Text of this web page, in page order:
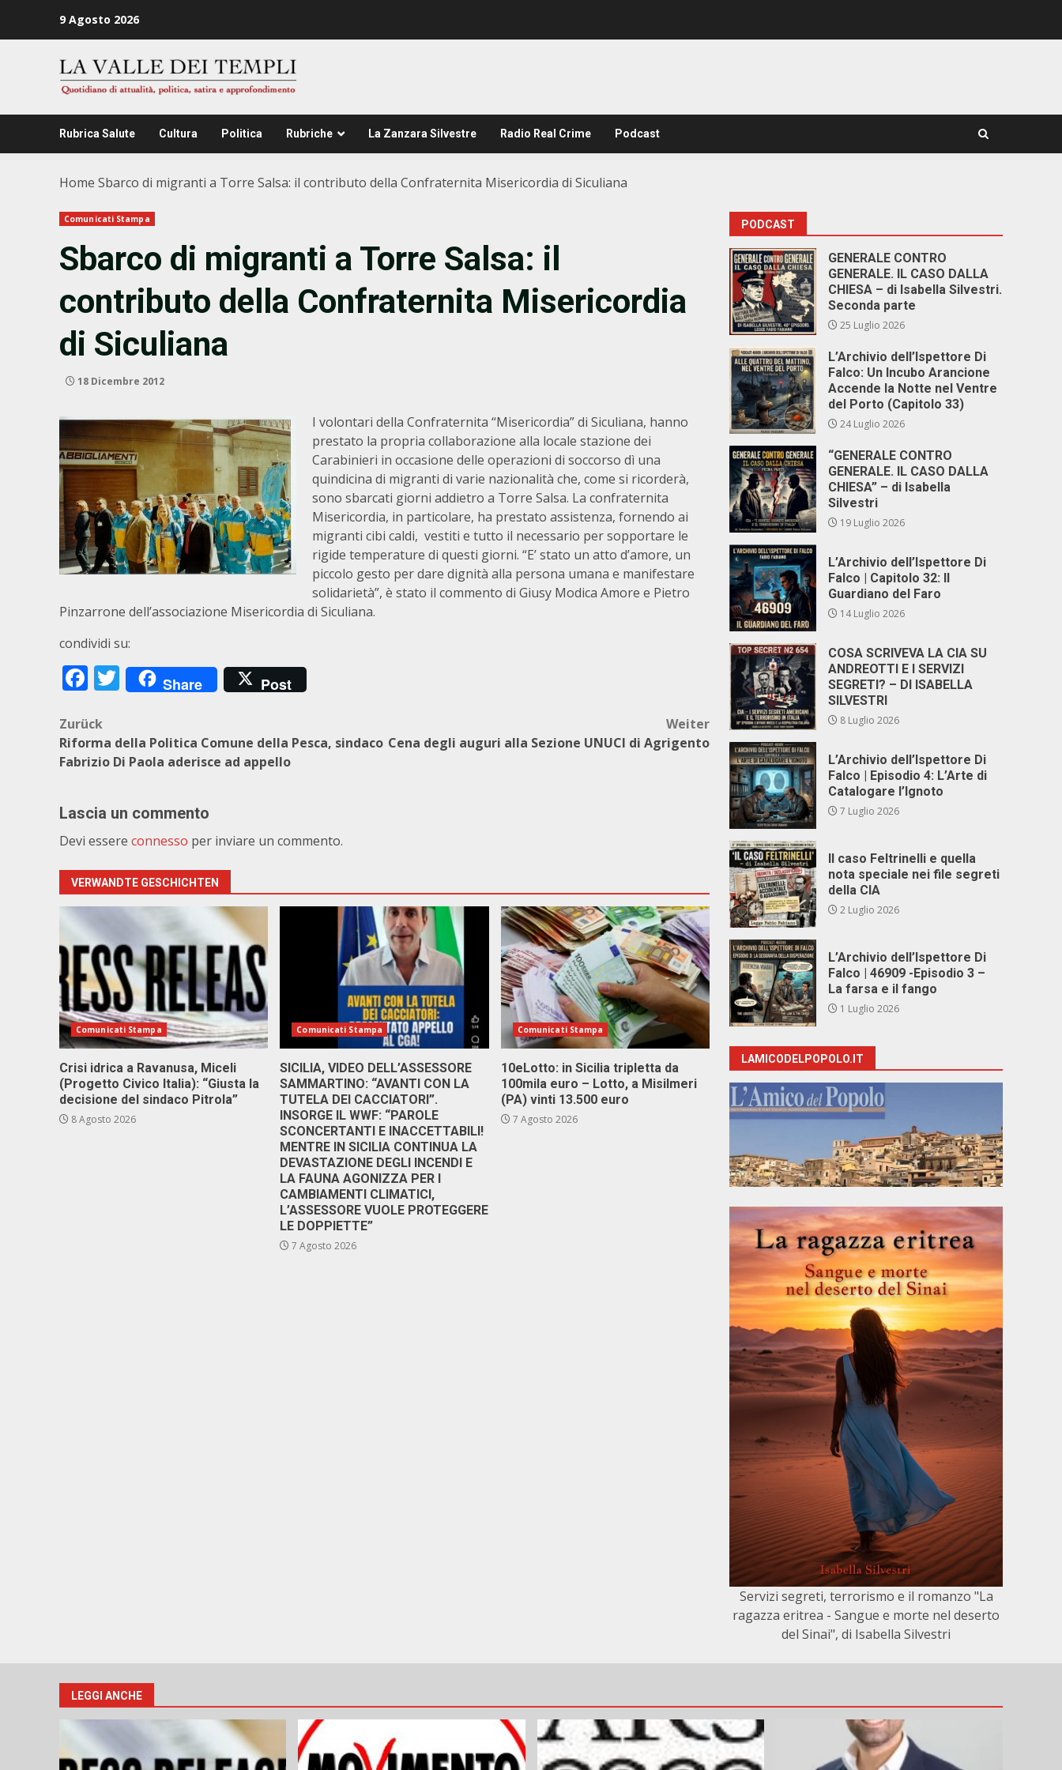
9 Agosto 2026
Rubrica Salute Cultura Politica Rubriche La Zanzara Silvestre Radio Real Crime Podcast
Home Sbarco di migranti a Torre Salsa: il contributo della Confraternita Misericordia di Siculiana
Comunicati Stampa
Sbarco di migranti a Torre Salsa: il
contributo della Confraternita Misericordia
di Siculiana
18 Dicembre 2012
I volontari della Confraternita “Misericordia” di Siculiana, hanno
prestato la propria collaborazione alla locale stazione dei
Carabinieri in occasione delle operazioni di soccorso dì una
quindicina di migranti di varie nazionalità che, come si ricorderà,
sono sbarcati giorni addietro a Torre Salsa. La confraternita
Misericordia, in particolare, ha prestato assistenza, fornendo ai
migranti cibi caldi, vestiti e tutto il necessario per sopportare le
rigide temperature di questi giorni. “E’ stato un atto d’amore, un
piccolo gesto per dare dignità alla persona umana e manifestare
solidarietà”, è stato il commento di Giusy Modica Amore e Pietro
Pinzarrone dell’associazione Misericordia di Siculiana.
condividi su:
Facebook
Twitter
Share Post
Beitragsnavigation
Zurück
Riforma della Politica Comune della Pesca, sindaco
Fabrizio Di Paola aderisce ad appello
Weiter
Cena degli auguri alla Sezione UNUCI di Agrigento
Lascia un commento
Devi essere connesso per inviare un commento.
VERWANDTE GESCHICHTEN
Comunicati Stampa
Crisi idrica a Ravanusa, Miceli
(Progetto Civico Italia): “Giusta la
decisione del sindaco Pitrola”
8 Agosto 2026
Comunicati Stampa
SICILIA, VIDEO DELL’ASSESSORE
SAMMARTINO: “AVANTI CON LA
TUTELA DEI CACCIATORI”.
INSORGE IL WWF: “PAROLE
SCONCERTANTI E INACCETTABILI!
MENTRE IN SICILIA CONTINUA LA
DEVASTAZIONE DEGLI INCENDI E
LA FAUNA AGONIZZA PER I
CAMBIAMENTI CLIMATICI,
L’ASSESSORE VUOLE PROTEGGERE
LE DOPPIETTE”
7 Agosto 2026
Comunicati Stampa
10eLotto: in Sicilia tripletta da
100mila euro – Lotto, a Misilmeri
(PA) vinti 13.500 euro
7 Agosto 2026
PODCAST
GENERALE CONTRO
GENERALE. IL CASO DALLA
CHIESA – di Isabella Silvestri.
Seconda parte
25 Luglio 2026
L’Archivio dell’Ispettore Di
Falco: Un Incubo Arancione
Accende la Notte nel Ventre
del Porto (Capitolo 33)
24 Luglio 2026
“GENERALE CONTRO
GENERALE. IL CASO DALLA
CHIESA” – di Isabella
Silvestri
19 Luglio 2026
L’Archivio dell’Ispettore Di
Falco | Capitolo 32: Il
Guardiano del Faro
14 Luglio 2026
COSA SCRIVEVA LA CIA SU
ANDREOTTI E I SERVIZI
SEGRETI? – DI ISABELLA
SILVESTRI
8 Luglio 2026
L’Archivio dell’Ispettore Di
Falco | Episodio 4: L’Arte di
Catalogare l’Ignoto
7 Luglio 2026
Il caso Feltrinelli e quella
nota speciale nei file segreti
della CIA
2 Luglio 2026
L’Archivio dell’Ispettore Di
Falco | 46909 -Episodio 3 –
La farsa e il fango
1 Luglio 2026
LAMICODELPOPOLO.IT
Servizi segreti, terrorismo e il romanzo "La
ragazza eritrea - Sangue e morte nel deserto
del Sinai", di Isabella Silvestri
LEGGI ANCHE